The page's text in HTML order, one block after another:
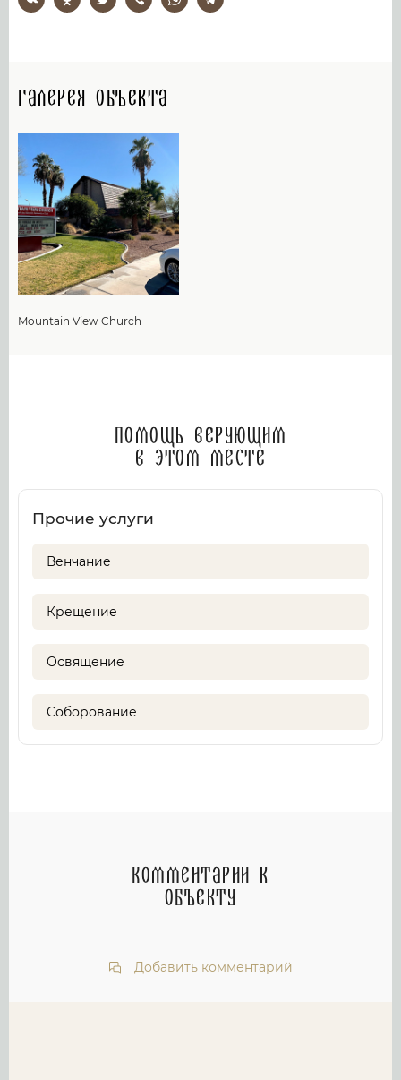
Галерея объекта
Mountain View Church
Помощь верующим
в этом месте
Прочие услуги
Венчание
Крещение
Освящение
Соборование
Комментарии к
объекту
Добавить комментарий